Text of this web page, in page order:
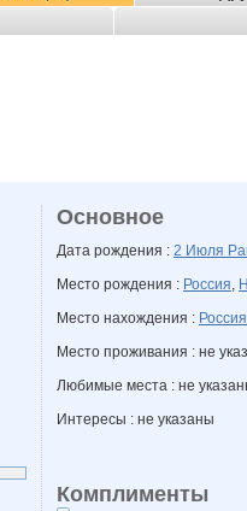
Основное
Дата рождения : 2 Июля
Место рождения : Россия,
Место нахождения : Россия
Место проживания : не
Любимые места : не
Интересы : не указаны
Комплименты